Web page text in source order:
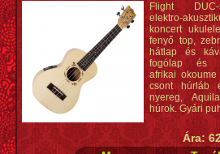
Flight DUC-
elektro-
koncert
fenyő top,
hátlap és
fogólap és
afrikai okoume
csont húrláb
nyereg,
húrok. Gyári
Ára: